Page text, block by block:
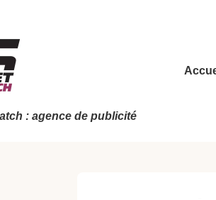
: agence de publicité
Main